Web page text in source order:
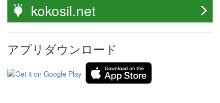
kokosil.net
アプリダウンロード